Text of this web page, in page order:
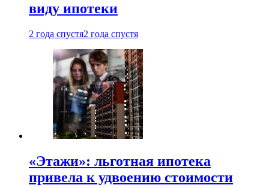
виду ипотеки
2 года спустя2 года спустя
«Этажи»: льготная ипотека
привела к удвоению стоимости